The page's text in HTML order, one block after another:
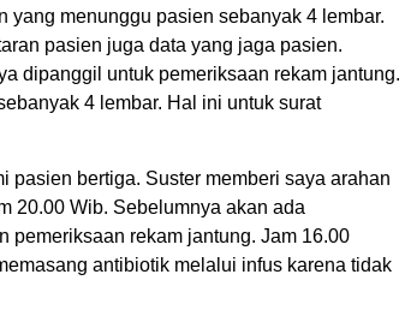
yang menunggu pasien sebanyak 4 lembar.
pasien juga data yang jaga pasien.
dipanggil untuk pemeriksaan rekam jantung.
4 lembar. Hal ini untuk surat
pasien bertiga. Suster memberi saya arahan
20.00 Wib. Sebelumnya akan ada
pemeriksaan rekam jantung. Jam 16.00
antibiotik melalui infus karena tidak